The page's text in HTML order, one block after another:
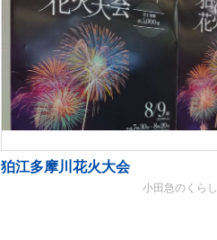
狛江多摩川花火大会
小田急のくらし